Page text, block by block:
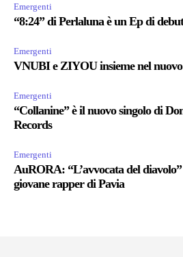
Emergenti
“8:24” di Perlaluna è un Ep di
Emergenti
VNUBI e ZIYOU insieme nel
Emergenti
“Collanine” è il nuovo singolo di
Records
Emergenti
AuRORA: “L’avvocata del
giovane rapper di Pavia